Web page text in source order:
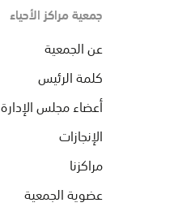
جمعية مراكز الأحياء
عن الجمعية
كلمة الرئيس
أعضاء مجلس الإدارة
الإنجازات
مراكزنا
عضوية الجمعية